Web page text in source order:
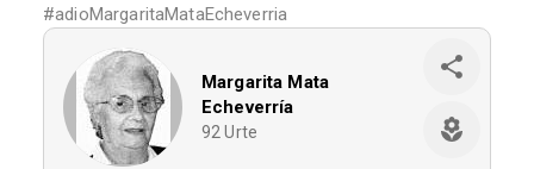
#adioMargaritaMataEcheverria
Margarita Mata
Echeverría
92 Urte